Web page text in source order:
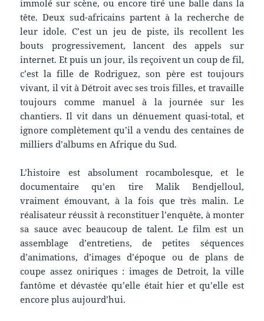
immolé sur scène, ou encore tiré une balle dans la
tête. Deux sud-africains partent à la recherche de
leur idole. C’est un jeu de piste, ils recollent les
bouts progressivement, lancent des appels sur
internet. Et puis un jour, ils reçoivent un coup de fil,
c’est la fille de Rodriguez, son père est toujours
vivant, il vit à Détroit avec ses trois filles, et travaille
toujours comme manuel à la journée sur les
chantiers. Il vit dans un dénuement quasi-total, et
ignore complètement qu’il a vendu des centaines de
milliers d’albums en Afrique du Sud.
L’histoire est absolument rocambolesque, et le
documentaire qu’en tire Malik Bendjelloul,
vraiment émouvant, à la fois que très malin. Le
réalisateur réussit à reconstituer l’enquête, à monter
sa sauce avec beaucoup de talent. Le film est un
assemblage d’entretiens, de petites séquences
d’animations, d’images d’époque ou de plans de
coupe assez oniriques : images de Detroit, la ville
fantôme et dévastée qu’elle était hier et qu’elle est
encore plus aujourd’hui.